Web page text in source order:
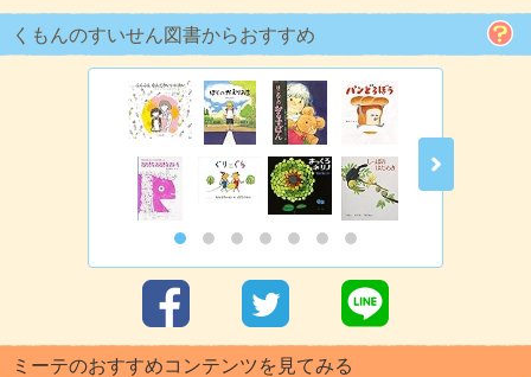
くもんのすいせん図書からおすすめ
ミーテのおすすめコンテンツを見てみる